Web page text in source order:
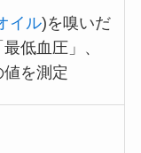
イル)を嗅いだ
低血圧」、
値を測定